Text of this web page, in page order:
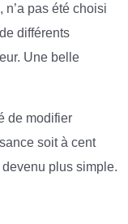
pas été choisi
différents
Une belle
de modifier
soit à cent
plus simple.